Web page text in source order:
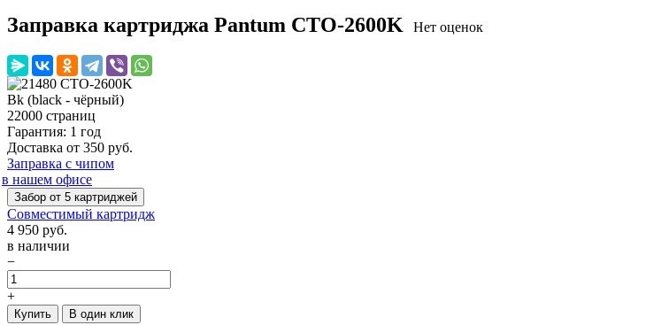
Заправка картриджа Pantum CTO-2600K Нет оценок
Bk (black - чёрный)
22000 страниц
Гарантия: 1 год
Доставка от 350 руб.
Заправка с чипом
в нашем офисе
Забор от 5 картриджей
Совместимый картридж
4 950 руб.
в наличии
−
+
Купить В один клик